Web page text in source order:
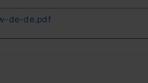
de-de.pdf